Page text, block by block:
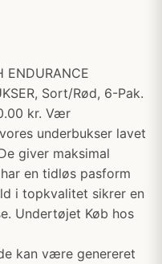
ENDURANCE
Sort/Rød, 6-Pak.
kr. Vær
underbukser lavet
giver maksimal
en tidløs pasform
i topkvalitet sikrer en
Undertøjet Køb hos
kan være genereret